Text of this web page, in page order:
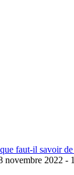
faut-il savoir de
novembre 2022 -